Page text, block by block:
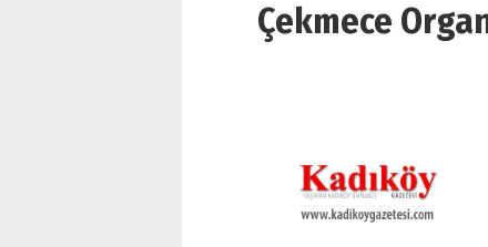
Çekmece